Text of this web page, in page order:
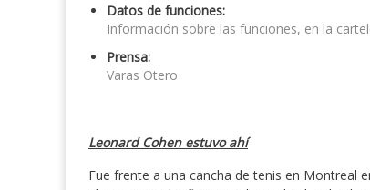
Datos de funciones:
Información sobre las funciones, en la
Prensa:
Varas Otero
Leonard Cohen estuvo ahí
Fue frente a una cancha de tenis en Montreal